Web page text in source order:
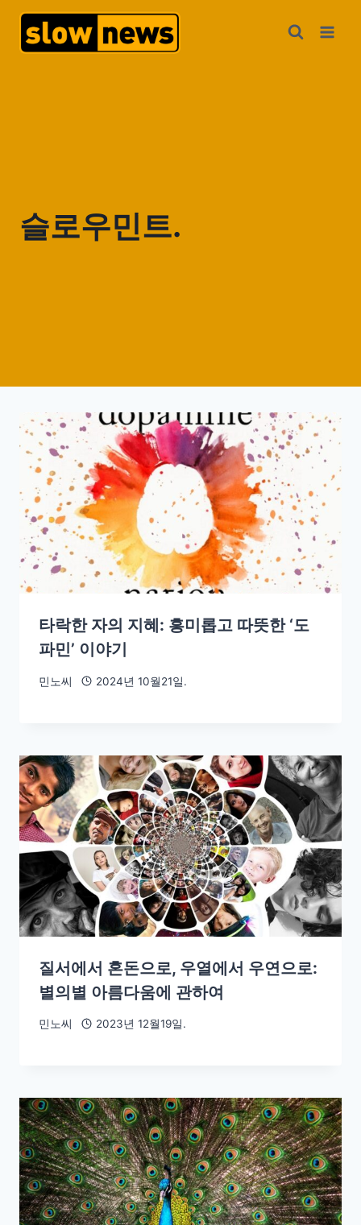
슬로우민트.
타락한 자의 지혜: 흥미롭고 따뜻한 ‘도
파민’ 이야기
민노씨 2024년 10월21일.
질서에서 혼돈으로, 우열에서 우연으로:
별의별 아름다움에 관하여
민노씨 2023년 12월19일.